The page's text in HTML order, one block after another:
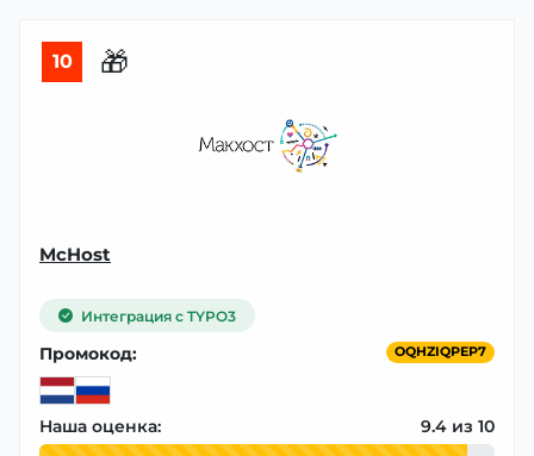
10 🎁
McHost
Интеграция с TYPO3
Промокод: OQHZIQPEP7
Наша оценка: 9.4